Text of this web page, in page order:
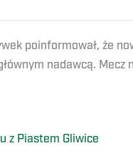
poinformował, że
nadawcą.
z Piastem Gliwice